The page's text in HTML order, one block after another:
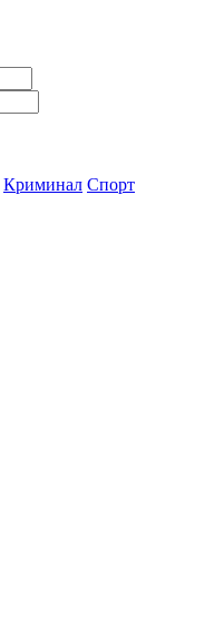
Криминал Спорт